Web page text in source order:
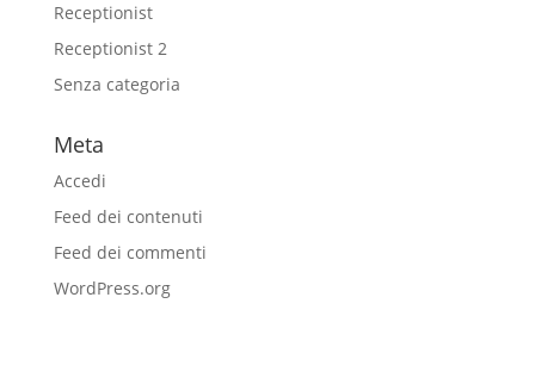
Receptionist
Receptionist 2
Senza categoria
Meta
Accedi
Feed dei contenuti
Feed dei commenti
WordPress.org